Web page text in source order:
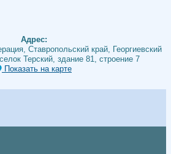
Адрес:
Ставропольский край, Георгиевский
Терский, здание 81, строение 7
Показать на карте